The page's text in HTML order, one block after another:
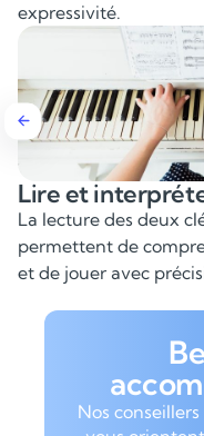
expressivité.
Lire et
La lecture des deux
permettent de
et de jouer avec
Nos